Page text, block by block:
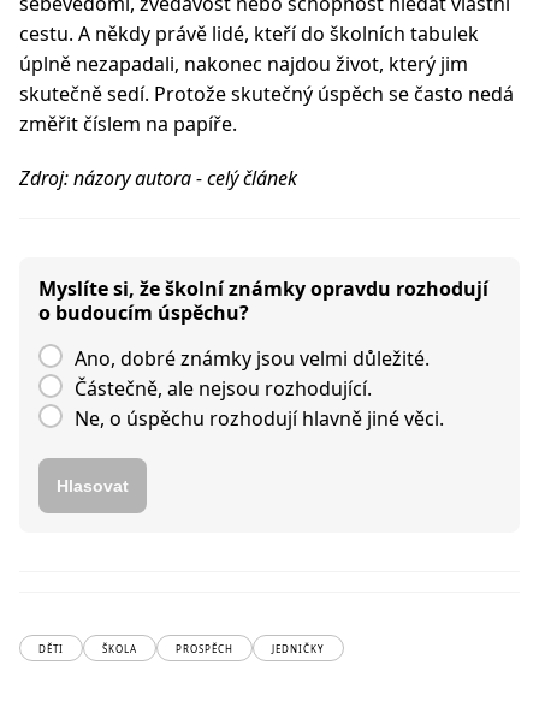
cestu. A někdy právě lidé, kteří do školních tabulek
úplně nezapadali, nakonec najdou život, který jim
skutečně sedí. Protože skutečný úspěch se často nedá
změřit číslem na papíře.
Zdroj: názory autora - celý článek
Myslíte si, že školní známky opravdu rozhodují
o budoucím úspěchu?
Ano, dobré známky jsou velmi důležité.
Částečně, ale nejsou rozhodující.
Ne, o úspěchu rozhodují hlavně jiné věci.
Hlasovat
DĚTI ŠKOLA PROSPĚCH JEDNIČKY